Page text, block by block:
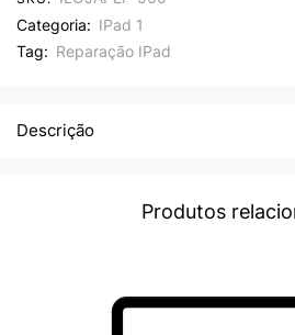
Categoria: IPad 1
Tag: Reparação IPad
Descrição
Produtos